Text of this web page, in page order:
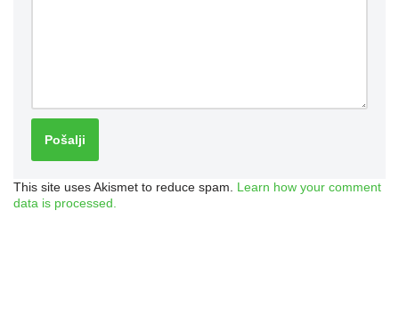
This site uses Akismet to reduce spam. Learn how your comment
data is processed.